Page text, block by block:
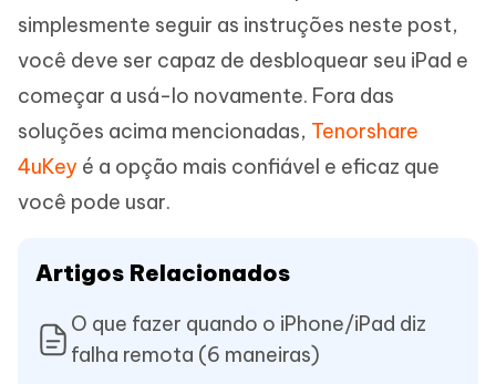
simplesmente seguir as instruções neste post,
você deve ser capaz de desbloquear seu iPad e
começar a usá-lo novamente. Fora das
soluções acima mencionadas, Tenorshare
4uKey é a opção mais confiável e eficaz que
você pode usar.
Artigos Relacionados
O que fazer quando o iPhone/iPad diz
falha remota (6 maneiras)